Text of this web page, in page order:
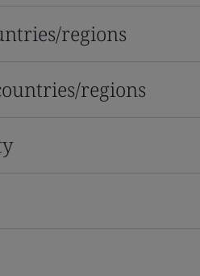
regions
regions